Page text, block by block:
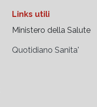
Links utili
Ministero della Salute
Quotidiano Sanita'